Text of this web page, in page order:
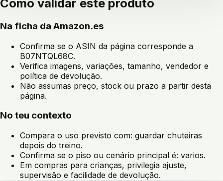
Como validar este produto
Na ficha da Amazon.es
Confirma se o ASIN da página corresponde a
B07NTQL68C.
Verifica imagens, variações, tamanho, vendedor e
política de devolução.
Não assumas preço, stock ou prazo a partir desta
página.
No teu contexto
Compara o uso previsto com: guardar chuteiras
depois do treino.
Confirma se o piso ou cenário principal é: varios.
Em compras para crianças, privilegia ajuste,
supervisão e facilidade de devolução.